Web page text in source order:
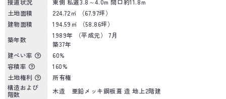
接道状況
東側 私道3.8～4.0m 間口約11.8m
土地面積
224.72㎡ （67.97坪）
建物面積
194.59㎡ （58.86坪）
築年数
1989年 （平成元） 7月
築37年
建ぺい率
60%
容積率
160%
土地権利
所有権
構造および
階数
木造 亜鉛メッキ鋼板葺 造 地上2階建